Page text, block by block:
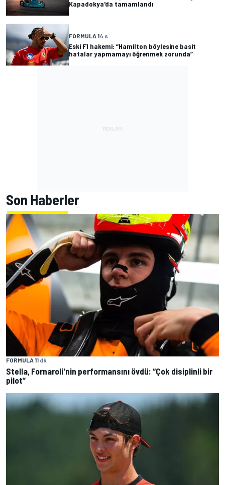
Kapadokya'da tamamlandı
FORMULA 14 s
Eski F1 hakemi: “Hamilton böylesine basit
hatalar yapmamayı öğrenmek zorunda”
Son Haberler
FORMULA 11 dk
Stella, Fornaroli'nin performansını övdü: “Çok disiplinli bir
pilot”